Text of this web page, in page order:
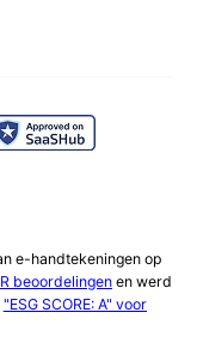
e-handtekeningen op
beoordelingenen werd
"ESG SCORE: A" voor